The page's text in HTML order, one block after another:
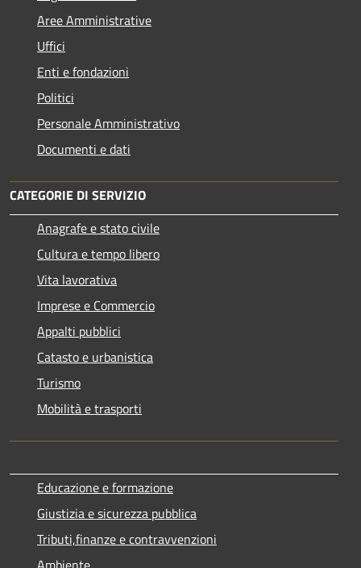
Aree Amministrative
Uffici
Enti e fondazioni
Politici
Personale Amministrativo
Documenti e dati
CATEGORIE DI SERVIZIO
Anagrafe e stato civile
Cultura e tempo libero
Vita lavorativa
Imprese e Commercio
Appalti pubblici
Catasto e urbanistica
Turismo
Mobilità e trasporti
Educazione e formazione
Giustizia e sicurezza pubblica
Tributi,finanze e contravvenzioni